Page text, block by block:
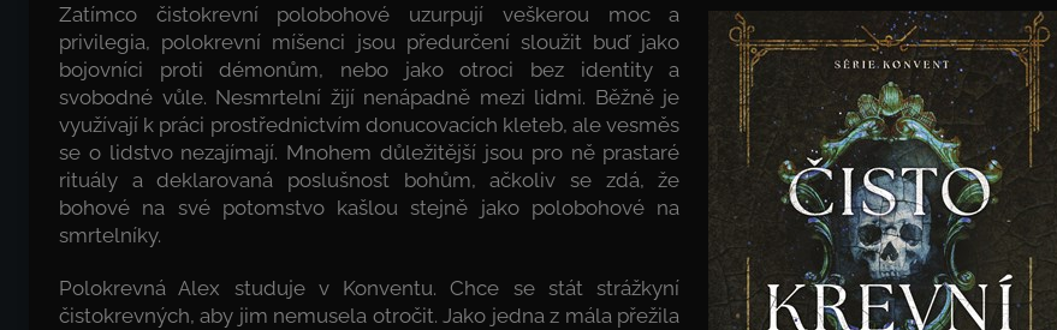
Zatímco čistokrevní polobohové uzurpují veškerou moc a
privilegia, polokrevní míšenci jsou předurčení sloužit buď jako
bojovníci proti démonům, nebo jako otroci bez identity a
svobodné vůle. Nesmrtelní žijí nenápadně mezi lidmi. Běžně je
využívají k práci prostřednictvím donucovacích kleteb, ale vesměs
se o lidstvo nezajímají. Mnohem důležitější jsou pro ně prastaré
rituály a deklarovaná poslušnost bohům, ačkoliv se zdá, že
bohové na své potomstvo kašlou stejně jako polobohové na
smrtelníky.
Polokrevná Alex studuje v Konventu. Chce se stát strážkyní
čistokrevných, aby jim nemusela otročit. Jako jedna z mála přežila